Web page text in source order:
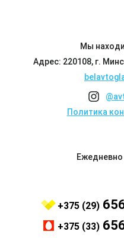
Мы
Адрес: 220108, г.
Политика
Ежедневно
+375 (29)
+375 (33)